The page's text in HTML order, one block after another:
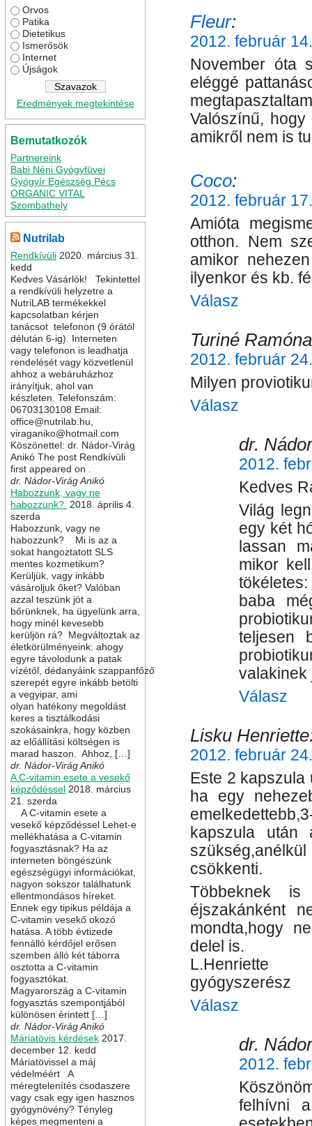
Orvos
Patika
Dietetikus
Ismerősök
Internet
Újságok
Eredmények megtekintése
Bemutatkozók
Partnereink
Babi Néni Gyógyfüvei
Gyógyír Egészség Pécs
ORGANIC VITAL
Szombathely
Nutrilab
Rendkívüli 2020. március 31.
kedd
Kedves Vásárlók! Tekintettel
a rendkívüli helyzetre a
NutriLAB termékekkel
kapcsolatban kérjen
tanácsot telefonon (9 órától
délután 6-ig). Interneten
vagy telefonon is leadhatja
rendelését vagy közvetlenül
ahhoz a webáruházhoz
irányítjuk, ahol van
készleten. Telefonszám:
06703130108 Email:
office@nutrilab.hu,
viraganiko@hotmail.com
Köszönettel: dr. Nádor-Virág
Anikó The post Rendkívüli
first appeared on .
dr. Nádor-Virág Anikó
Habozzunk, vagy ne
habozzunk? 2018. április 4.
szerda
Habozzunk, vagy ne
habozzunk? Mi is az a
sokat hangoztatott SLS
mentes kozmetikum?
Kerüljük, vagy inkább
vásároljuk őket? Valóban
azzal teszünk jót a
bőrünknek, ha ügyelünk arra,
hogy minél kevesebb
kerüljön rá? Megváltoztak az
életkörülményeink: ahogy
egyre távolodunk a patak
vízétől, dédanyáink szappanfőző
szerepét egyre inkább betölti
a vegyipar, ami
olyan hatékony megoldást
keres a tisztálkodási
szokásainkra, hogy közben
az előállítási költségen is
marad haszon. Ahhoz, […]
dr. Nádor-Virág Anikó
A C-vitamin esete a vesekő
képződéssel 2018. március
21. szerda
A C-vitamin esete a
vesekő képződéssel Lehet-e
mellékhatása a C-vitamin
fogyasztásnak? Ha az
interneten böngészünk
egészségügyi információkat,
nagyon sokszor találhatunk
ellentmondásos híreket.
Ennek egy tipikus példája a
C-vitamin vesekő okozó
hatása. A több évtizede
fennálló kérdőjel erősen
szemben álló két táborra
osztotta a C-vitamin
fogyasztókat.
Magyarország a C-vitamin
fogyasztás szempontjából
különösen érintett […]
dr. Nádor-Virág Anikó
Máriatövis kérdések 2017.
december 12. kedd
Máriatövissel a máj
védelméért A
méregtelenítés csodaszere
vagy csak egy igen hasznos
gyógynövény? Tényleg
képes megmenteni a
Fleur:
2012. február
November óta
eléggé
Valószínű,
amikről nem is
Coco:
2012. február
Amióta
otthon. Nem
amikor
ilyenkor és kb.
Válasz
Turiné
2012. február
Milyen
Válasz
dr.
2012.
Kedves
Világ
egy két
lassan
mikor
baba
teljesen
valakinek
Válasz
Lisku
2012. február
Este 2 kapszula
ha egy
kapszula
csökkenti.
Többeknek is
éjszakánként
mondta,hogy
delel is.
L.Henriette
gyógyszerész
Válasz
dr.
2012.
felhívni